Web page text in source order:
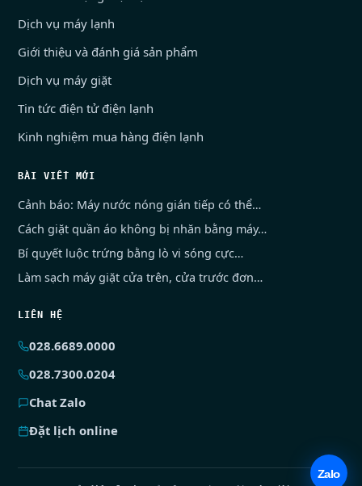
Dịch vụ máy lạnh
Giới thiệu và đánh giá sản phẩm
Dịch vụ máy giặt
Tin tức điện tử điện lạnh
Kinh nghiệm mua hàng điện lạnh
BÀI VIẾT MỚI
Cảnh báo: Máy nước nóng gián tiếp có thể…
Cách giặt quần áo không bị nhăn bằng máy…
Bí quyết luộc trứng bằng lò vi sóng cực…
Làm sạch máy giặt cửa trên, cửa trước đơn…
LIÊN HỆ
028.6689.0000
028.7300.0204
Chat Zalo
Đặt lịch online